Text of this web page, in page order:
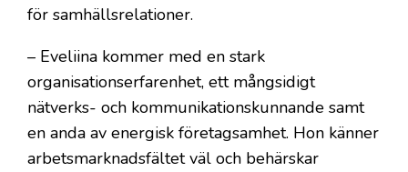
för samhällsrelationer.
– Eveliina kommer med en stark
organisationserfarenhet, ett mångsidigt
nätverks- och kommunikationskunnande samt
en anda av energisk företagsamhet. Hon känner
arbetsmarknadsfältet väl och behärskar